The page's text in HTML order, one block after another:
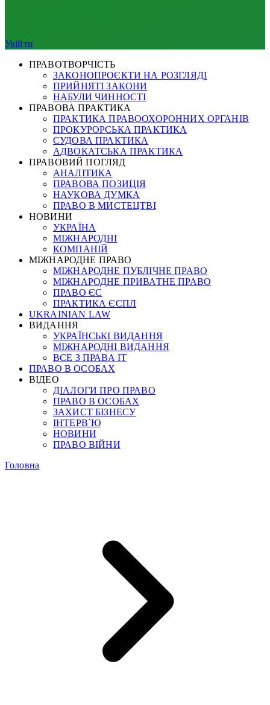
Увійти
ПРАВОТВОРЧІСТЬ
ЗАКОНОПРОЄКТИ НА РОЗГЛЯДІ
ПРИЙНЯТІ ЗАКОНИ
НАБУЛИ ЧИННОСТІ
ПРАВОВА ПРАКТИКА
ПРАКТИКА ПРАВООХОРОННИХ ОРГАНІВ
ПРОКУРОРСЬКА ПРАКТИКА
СУДОВА ПРАКТИКА
АДВОКАТСЬКА ПРАКТИКА
ПРАВОВИЙ ПОГЛЯД
АНАЛІТИКА
ПРАВОВА ПОЗИЦІЯ
НАУКОВА ДУМКА
ПРАВО В МИСТЕЦТВІ
НОВИНИ
УКРАЇНА
МІЖНАРОДНІ
КОМПАНІЙ
МІЖНАРОДНЕ ПРАВО
МІЖНАРОДНЕ ПУБЛІЧНЕ ПРАВО
МІЖНАРОДНЕ ПРИВАТНЕ ПРАВО
ПРАВО ЄС
ПРАКТИКА ЄСПЛ
UKRAINIAN LAW
ВИДАННЯ
УКРАЇНСЬКІ ВИДАННЯ
МІЖНАРОДНІ ВИДАННЯ
ВСЕ З ПРАВА ІТ
ПРАВО В ОСОБАХ
ВІДЕО
ДІАЛОГИ ПРО ПРАВО
ПРАВО В ОСОБАХ
ЗАХИСТ БІЗНЕСУ
ІНТЕРВ`Ю
НОВИНИ
ПРАВО ВІЙНИ
Головна